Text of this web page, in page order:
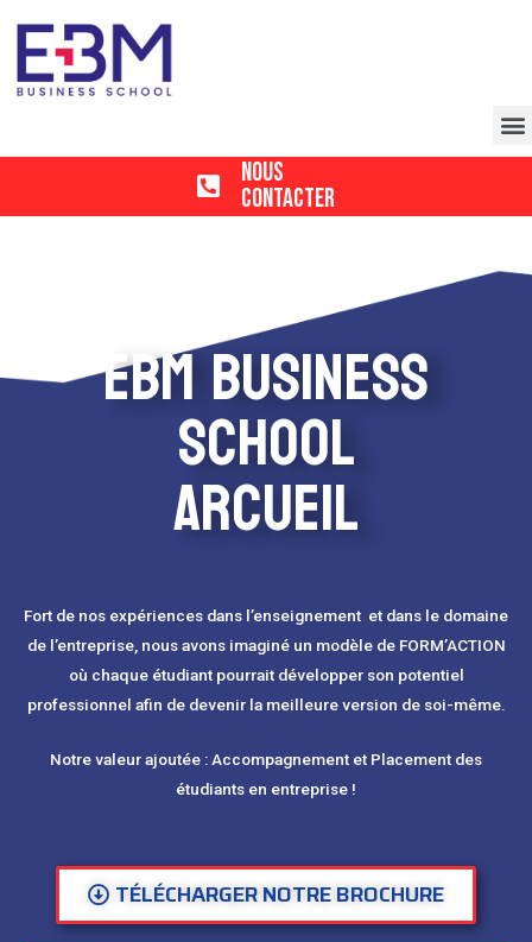
Nous
Contacter
EBM BUSINESS
SCHOOL
arcueil
Fort de nos expériences dans l’enseignement et dans le domaine
de l’entreprise, nous avons imaginé un modèle de FORM’ACTION
où chaque étudiant pourrait développer son potentiel
professionnel afin de devenir la meilleure version de soi-même.
Notre valeur ajoutée : Accompagnement et Placement des
étudiants en entreprise !
TÉLÉCHARGER NOTRE BROCHURE